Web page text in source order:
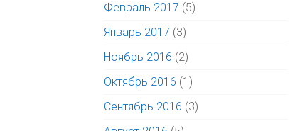
Февраль 2017 (5)
Январь 2017 (3)
Ноябрь 2016 (2)
Октябрь 2016 (1)
Сентябрь 2016 (3)